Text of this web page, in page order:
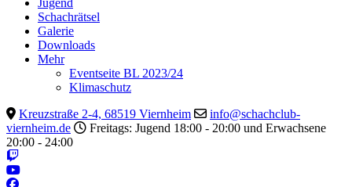
Jugend
Schachrätsel
Galerie
Downloads
Mehr
Eventseite BL 2023/24
Klimaschutz
Kreuzstraße 2-4, 68519 Viernheim
info@schachclub-
viernheim.de
Freitags: Jugend 18:00 - 20:00 und Erwachsene
20:00 - 24:00